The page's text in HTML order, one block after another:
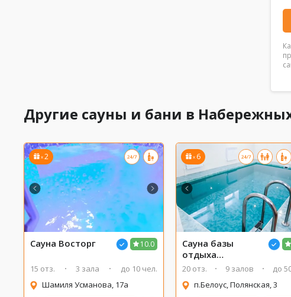
Другие сауны и бани в
x2
10.0
Сауна Восторг
15 отз. 3 зала
до 10 чел.
Шамиля Усманова, 17а
x 6
Сауна базы
отдыха
ПОЛЯНСКАЯ
20 отз. 9 залов
до
п.Белоус, Полянская, 3